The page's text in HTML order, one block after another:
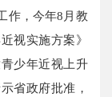
作，今年8月教
视实施方案》
少年近视上升
省政府批准，